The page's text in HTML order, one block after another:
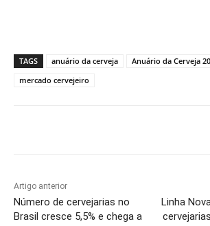
TAGS anuário da cerveja
Anuário da Cerveja
mercado cervejeiro
Artigo anterior
Número de cervejarias no
Brasil cresce 5,5% e chega a
Linha